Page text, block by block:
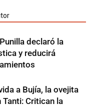
declaró la
y reducirá
a Bujía, la ovejita
Tanti: Critican la